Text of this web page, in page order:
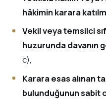
hâkimin karara
Vekil veya temsilci
huzurunda davanın
c),
Karara esas alınan
bulunduğunun sabit